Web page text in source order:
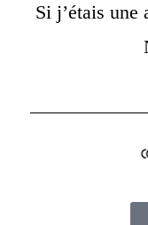
Si j’étais